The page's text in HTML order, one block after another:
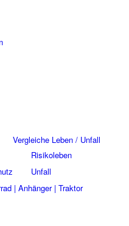
Vergleiche Leben / Unfall
Risikoleben
Unfall
| Anhänger | Traktor